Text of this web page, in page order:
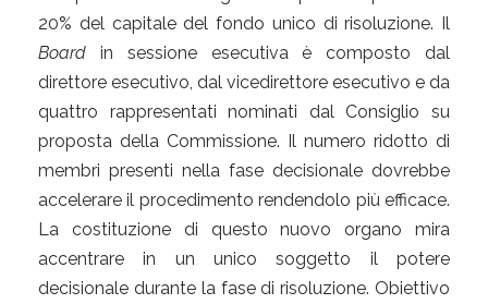
20% del capitale del fondo unico di risoluzione. Il
Board in sessione esecutiva è composto dal
direttore esecutivo, dal vicedirettore esecutivo e da
quattro rappresentati nominati dal Consiglio su
proposta della Commissione. Il numero ridotto di
membri presenti nella fase decisionale dovrebbe
accelerare il procedimento rendendolo più efficace.
La costituzione di questo nuovo organo mira
accentrare in un unico soggetto il potere
decisionale durante la fase di risoluzione. Obiettivo